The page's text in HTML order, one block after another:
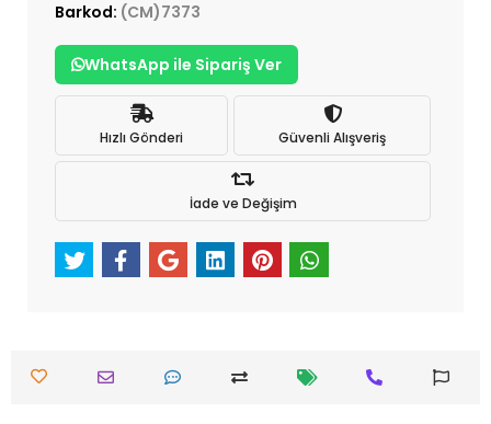
Barkod: (CM)7373
WhatsApp ile Sipariş Ver
Hızlı Gönderi Güvenli Alışveriş
İade ve Değişim